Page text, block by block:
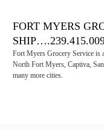
FORT MYERS
Fort Myers Grocery Service is
North Fort Myers, Captiva,
many more cities.